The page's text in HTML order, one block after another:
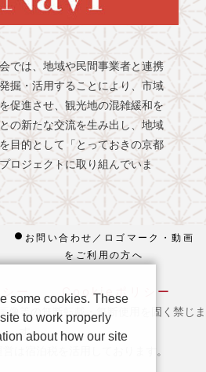
では、地域や民間事業者と連携
掘・活用することにより、市域
促進させ、観光地の混雑緩和を
の新たな交流を生み出し、地域
目的として「とっておきの京都
ロジェクトに取り組んでいま
お問い合わせ／ロゴマーク・動画
をご利用の方へ
ー Cookieポリシー
像等の無断転載・無断使用を固く禁じま
す。
は宿泊税を活用しております。
some cookies. These
to work properly
about how our site